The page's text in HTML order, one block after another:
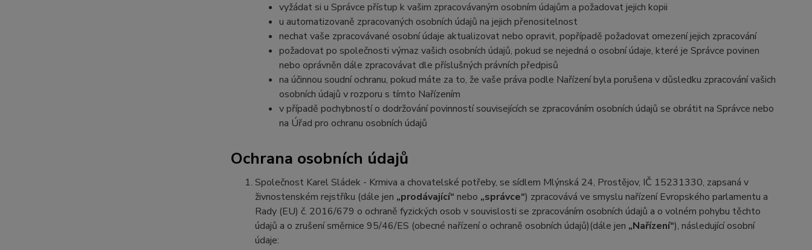
vyžádat si u Správce přístup k vašim zpracovávaným osobním údajům a požadovat jejich kopii
u automatizovaně zpracovaných osobních údajů na jejich přenositelnost
nechat vaše zpracovávané osobní údaje aktualizovat nebo opravit, popřípadě požadovat omezení jejich zpracování
požadovat po společnosti výmaz vašich osobních údajů, pokud se nejedná o osobní údaje, které je Správce povinen
nebo oprávněn dále zpracovávat dle příslušných právních předpisů
na účinnou soudní ochranu, pokud máte za to, že vaše práva podle Nařízení byla porušena v důsledku zpracování vašich
osobních údajů v rozporu s tímto Nařízením
v případě pochybností o dodržování povinností souvisejících se zpracováním osobních údajů se obrátit na Správce nebo
na Úřad pro ochranu osobních údajů
Ochrana osobních údajů
Společnost Karel Sládek - Krmiva a chovatelské potřeby, se sídlem Mlýnská 24, Prostějov, IČ 15231330, zapsaná v
živnostenském rejstříku (dále jen „prodávající“ nebo „správce“) zpracovává ve smyslu nařízení Evropského parlamentu a
Rady (EU) č. 2016/679 o ochraně fyzických osob v souvislosti se zpracováním osobních údajů a o volném pohybu těchto
údajů a o zrušení směrnice 95/46/ES (obecné nařízení o ochraně osobních údajů)(dále jen „Nařízení“), následující osobní
údaje: